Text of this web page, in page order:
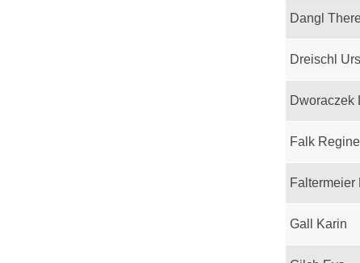
Dangl
Dreischl
Dworaczek
Falk Regine
Faltermeier
Gall Karin